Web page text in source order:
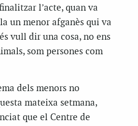
l’acte, quan va
un menor afganès qui va
vull dir una cosa, no ens
som persones com
dels menors no
mateixa setmana,
que el Centre de